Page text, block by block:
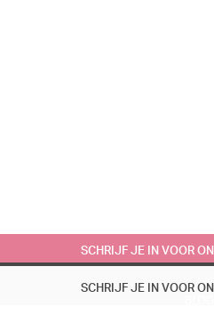
SCHRIJF JE IN VOOR
SCHRIJF JE IN VOOR
BLOG